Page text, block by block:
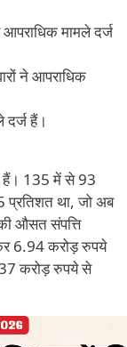
मामले दर्ज
ने आपराधिक
दर्ज हैं।
हैं। 135 में से 93
प्रतिशत था, जो अब
औसत संपत्ति
6.94 करोड़ रुपये
करोड़ रुपये से